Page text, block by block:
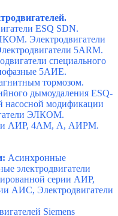
ESQ SDN.
Электродвигатели
5АRМ.
специального
5АИЕ.
тормозом.
дымоудаления ESQ-
насосной модификации
ЭЛКОМ.
АИР, 4АМ, А, АИРМ.
Асинхронные
электродвигатели
серии АИР,
АИС, Электродвигатели